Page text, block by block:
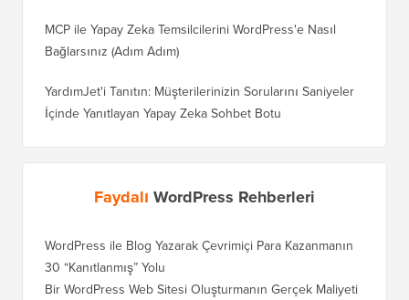
MCP ile Yapay Zeka Temsilcilerini WordPress'e Nasıl
Bağlarsınız (Adım Adım)
YardımJet'i Tanıtın: Müşterilerinizin Sorularını Saniyeler
İçinde Yanıtlayan Yapay Zeka Sohbet Botu
Faydalı WordPress Rehberleri
WordPress ile Blog Yazarak Çevrimiçi Para Kazanmanın
30 “Kanıtlanmış” Yolu
Bir WordPress Web Sitesi Oluşturmanın Gerçek Maliyeti